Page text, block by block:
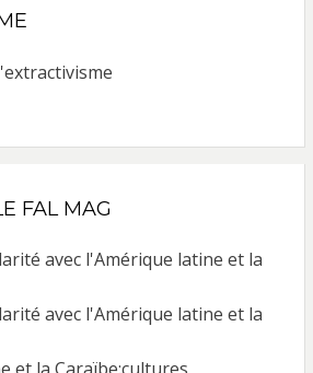
FAL MAG